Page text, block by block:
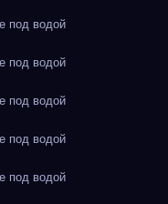
под водой
под водой
под водой
под водой
под водой